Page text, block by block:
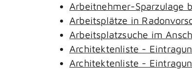
Arbeitnehmer-Sparzulage
Arbeitsplätze in
Arbeitsplatzsuche im
Architektenliste -
Architektenliste -